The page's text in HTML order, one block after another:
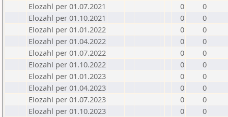
Elozahl per 01.07.2021
0
0
Elozahl per 01.10.2021
0
0
Elozahl per 01.01.2022
0
0
Elozahl per 01.04.2022
0
0
Elozahl per 01.07.2022
0
0
Elozahl per 01.10.2022
0
0
Elozahl per 01.01.2023
0
0
Elozahl per 01.04.2023
0
0
Elozahl per 01.07.2023
0
0
Elozahl per 01.10.2023
0
0